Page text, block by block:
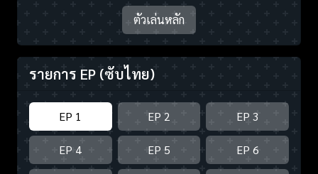
ตัวเล่นหลัก
รายการ EP (ซับไทย)
EP 1 EP 2 EP 3
EP 4 EP 5 EP 6